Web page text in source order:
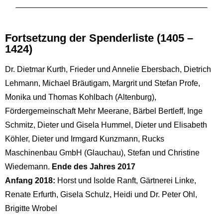
Fortsetzung der Spenderliste (1405 –
1424)
Dr. Dietmar Kurth, Frieder und Annelie Ebersbach, Dietrich
Lehmann, Michael Bräutigam, Margrit und Stefan Profe,
Monika und Thomas Kohlbach (Altenburg),
Fördergemeinschaft Mehr Meerane, Bärbel Bertleff, Inge
Schmitz, Dieter und Gisela Hummel, Dieter und Elisabeth
Köhler, Dieter und Irmgard Kunzmann, Rucks
Maschinenbau GmbH (Glauchau), Stefan und Christine
Wiedemann. Ende des Jahres 2017
Anfang 2018: Horst und Isolde Ranft, Gärtnerei Linke,
Renate Erfurth, Gisela Schulz, Heidi und Dr. Peter Ohl,
Brigitte Wrobel